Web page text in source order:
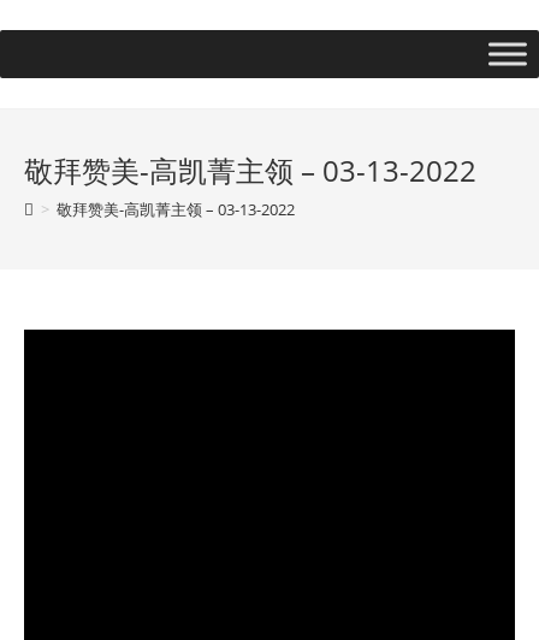
敬拜赞美-高凯菁主领 – 03-13-2022
> 敬拜赞美-高凯菁主领 – 03-13-2022